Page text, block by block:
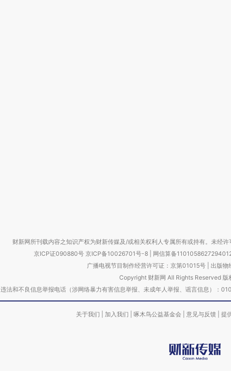
财新网所刊载内容之知识产权为财新传媒及/或相关权利人专属所有或持有。未经
京ICP证090880号 京ICP备10026701号-8 网信算备
广播电视节目制作经营许可证：京第01015号| 出版物
Copyright 财新网 All Rights Reserved 版
违法和不良信息举报电话（涉网络暴力有害信息举报、未成年人举报、谣言信息）
关于我们 加入我们 啄木鸟公益基金会 意见与反馈 提